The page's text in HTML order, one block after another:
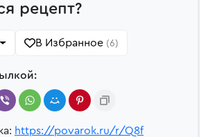
рецепт?
В Избранное (6)
https://povarok.ru/r/Q8f